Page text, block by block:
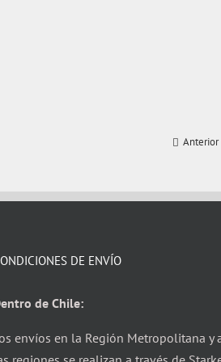
Anterior
DE ENVÍO
de Chile:
envíos en la Región Metropolitana y